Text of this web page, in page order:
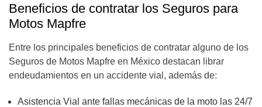
Beneficios de contratar los Seguros para
Motos Mapfre
Entre los principales beneficios de contratar alguno de los
Seguros de Motos Mapfre en México destacan librar
endeudamientos en un accidente vial, además de:
Asistencia Vial ante fallas mecánicas de la moto las 24/7